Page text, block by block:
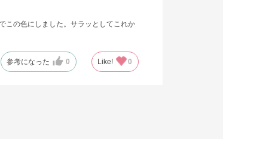
この色にしました。サラッとしてこれか
参考になった 0 Like! 0